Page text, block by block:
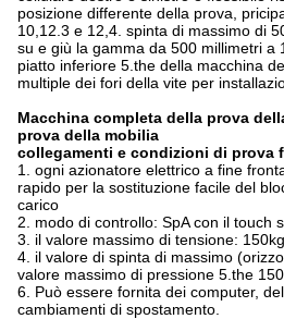
posizione differente della prova,
10,12.3 e 12,4. spinta di massimo di
su e giù la gamma da 500 millimetri a
piatto inferiore 5.the della macchina
multiple dei fori della vite per
Macchina completa della prova
prova della mobilia
collegamenti e condizioni di prova
1. ogni azionatore elettrico a fine
rapido per la sostituzione facile del
carico
2. modo di controllo: SpA con il touch
3. il valore massimo di tensione: 150kg
4. il valore di spinta di massimo
valore massimo di pressione 5.the
6. Può essere fornita dei computer,
cambiamenti di spostamento.